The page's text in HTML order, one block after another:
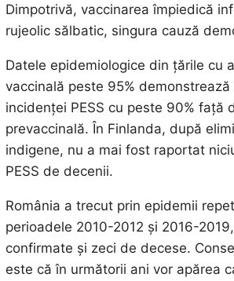
Dimpotrivă, vaccinarea împiedică
rujeolic sălbatic, singura cauză
Datele epidemiologice din țările cu
vaccinală peste 95% demonstrează
incidenței PESS cu peste 90% față
prevaccinală. În Finlanda, după
indigene, nu a mai fost raportat
PESS de decenii.
România a trecut prin epidemii
perioadele 2010-2012 și 2016-
confirmate și zeci de decese.
este că în următorii ani vor apărea